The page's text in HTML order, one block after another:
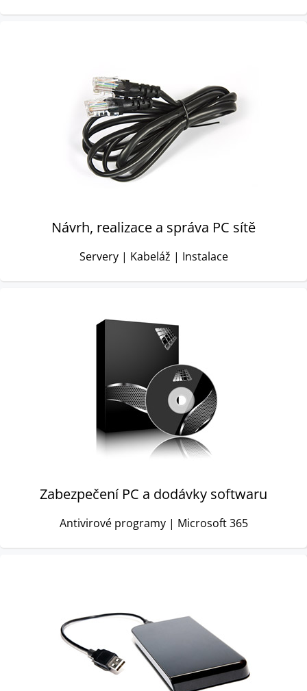
Návrh, realizace a správa PC sítě
Servery | Kabeláž | Instalace
Zabezpečení PC a dodávky softwaru
Antivirové programy | Microsoft 365